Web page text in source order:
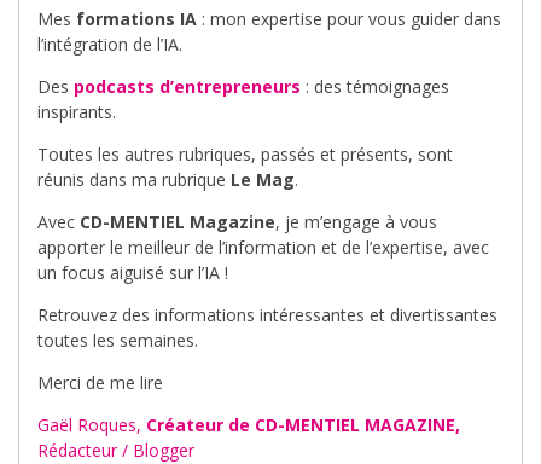
Mes formations IA : mon expertise pour vous guider dans
l’intégration de l’IA.
Des podcasts d’entrepreneurs : des témoignages
inspirants.
Toutes les autres rubriques, passés et présents, sont
réunis dans ma rubrique Le Mag.
Avec CD-MENTIEL Magazine, je m’engage à vous
apporter le meilleur de l’information et de l’expertise, avec
un focus aiguisé sur l’IA !
Retrouvez des informations intéressantes et divertissantes
toutes les semaines.
Merci de me lire
Gaël Roques, Créateur de CD-MENTIEL MAGAZINE,
Rédacteur / Blogger